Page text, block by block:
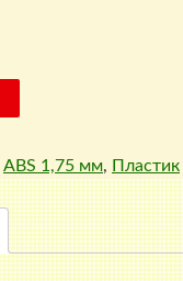
ABS 1,75 мм, Пластик